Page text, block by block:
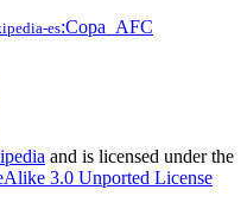
es:Copa_AFC
and is licensed under the
3.0 Unported License